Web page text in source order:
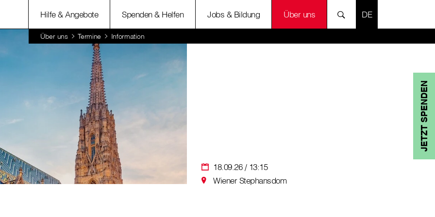
Hilfe & Angebote Spenden & Helfen Jobs & Bildung Über uns SPRACHE
Über uns Termine Information
JETZT SPENDEN
18.09.26 / 13:15
Wiener Stephansdom